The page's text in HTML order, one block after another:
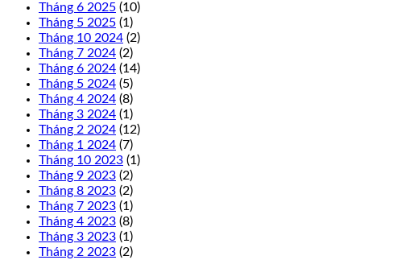
Tháng 6 2025 (10)
Tháng 5 2025 (1)
Tháng 10 2024 (2)
Tháng 7 2024 (2)
Tháng 6 2024 (14)
Tháng 5 2024 (5)
Tháng 4 2024 (8)
Tháng 3 2024 (1)
Tháng 2 2024 (12)
Tháng 1 2024 (7)
Tháng 10 2023 (1)
Tháng 9 2023 (2)
Tháng 8 2023 (2)
Tháng 7 2023 (1)
Tháng 4 2023 (8)
Tháng 3 2023 (1)
Tháng 2 2023 (2)